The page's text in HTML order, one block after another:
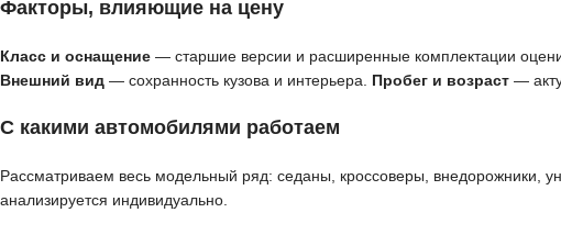
Факторы, влияющие на цену
Класс и оснащение — старшие версии и расширенные комплектации
Внешний вид — сохранность кузова и интерьера. Пробег и возраст —
С какими автомобилями работаем
Рассматриваем весь модельный ряд: седаны, кроссоверы, внедорожники,
анализируется индивидуально.